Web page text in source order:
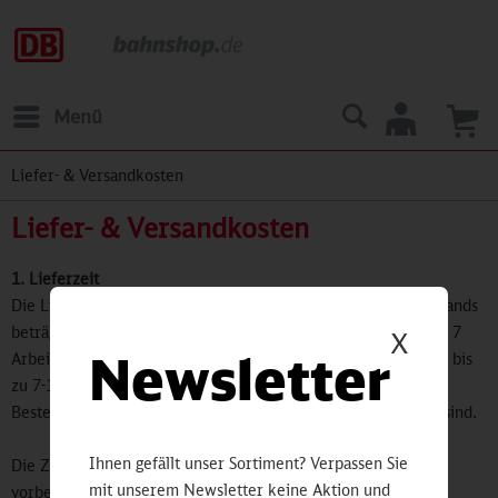
Menü
Liefer- & Versandkosten
Liefer- & Versandkosten
1. Lieferzeit
Die Lieferzeit für Standard-Versendungen innerhalb Deutschlands
beträgt bis zu 48-72 Stunden, in die Europäische Union bis zu 7
Arbeitstage und in Länder außerhalb der Europäischen Union bis
zu 7-10 Arbeitstage. Diese Lieferzeiten gelten jeweils für
Bestellungen, die vor 12:00 Uhr (MEZ) bei uns eingegangen sind.
Die Zusage der Lieferzeit für Versendungen ins Ausland ist
vorbehaltlich einer zügigen Zollabwicklung im Empfangsland.
X
Newsletter
Ihnen gefällt unser Sortiment? Verpassen Sie
mit unserem Newsletter keine Aktion und